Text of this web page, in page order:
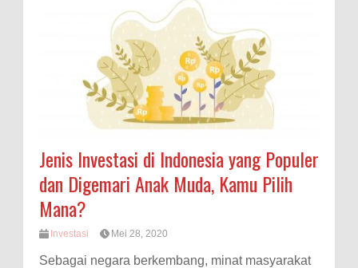
Jenis Investasi di Indonesia yang Populer
dan Digemari Anak Muda, Kamu Pilih
Mana?
Investasi Mei 28, 2020
Sebagai negara berkembang, minat masyarakat